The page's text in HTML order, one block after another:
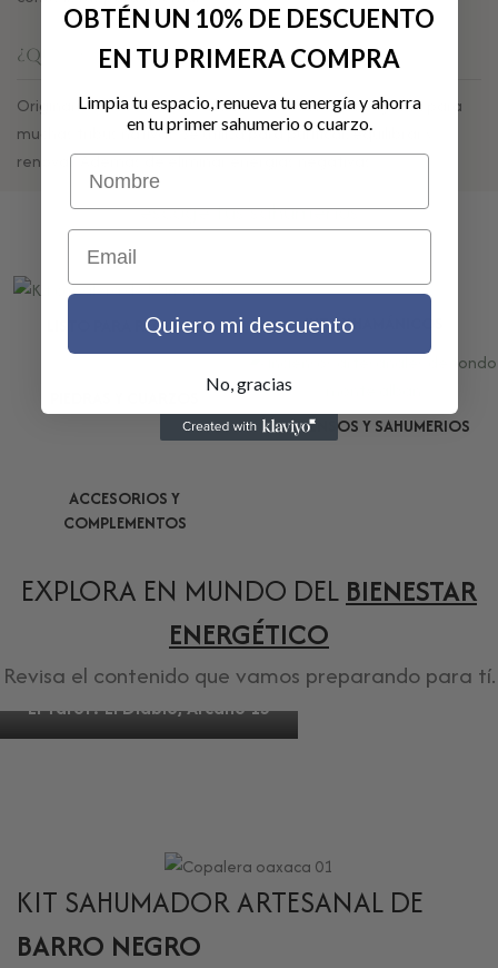
¿Qué es la Salvia Blanca?
Originaria de México y California. Considerada sagrada para
muchas tribus nativas. Se utiliza para purificar, equilibrar y
renovar. Además de eliminar energías negativas
escoge tus sahumerios
LISTO PARA REGALAR KITS XHAMÁNICOS
INCIENSOS Y SAHUMERIOS
ACCESORIOS Y
COMPLEMENTOS
EXPLORA EN MUNDO DEL BIENESTAR
ENERGÉTICO
Revisa el contenido que vamos preparando para tí.
El Tarot: El Diablo, Arcano 15
KIT SAHUMADOR ARTESANAL DE
BARRO NEGRO
OBTÉN UN 10% DE DESCUENTO
EN TU PRIMERA COMPRA
Limpia tu espacio, renueva tu energía y ahorra
en tu primer sahumerio o cuarzo.
Nombre
Email
Quiero mi descuento
No, gracias